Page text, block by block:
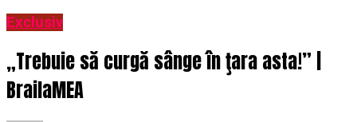
Exclusiv
„Trebuie să curgă sânge în ţara asta!” |
BrailaMEA